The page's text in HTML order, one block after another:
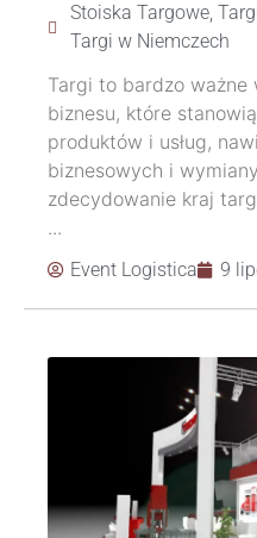
Stoiska Targowe,
Targi w Niemczech
Targi to bardzo
biznesu, które
produktów i usług,
biznesowych i
zdecydowanie kraj
...
Event Logistica 9